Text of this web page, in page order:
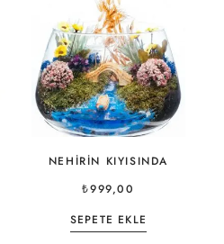
NEHIRIN KIYISINDA
₺999,00
SEPETE EKLE